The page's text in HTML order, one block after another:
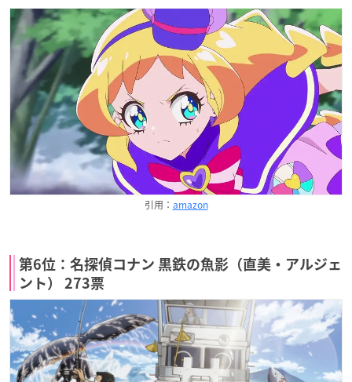
引用： amazon
第6位：名探偵コナン 黒鉄の魚影（直美・アルジェ
ント） 273票